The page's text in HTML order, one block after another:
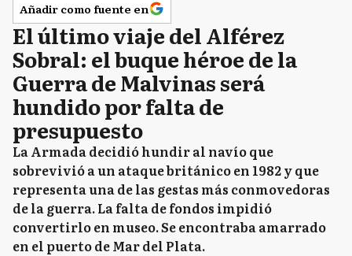
Añadir como fuente en
El último viaje del Alférez
Sobral: el buque héroe de la
Guerra de Malvinas será
hundido por falta de
presupuesto
La Armada decidió hundir al navío que
sobrevivió a un ataque británico en 1982 y que
representa una de las gestas más conmovedoras
de la guerra. La falta de fondos impidió
convertirlo en museo. Se encontraba amarrado
en el puerto de Mar del Plata.